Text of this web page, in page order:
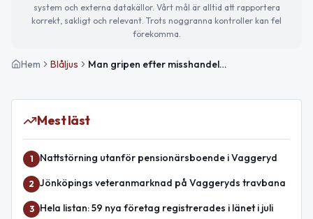
system och externa datakällor. Vårt mål är alltid att rapportera
korrekt, sakligt och relevant. Trots noggranna kontroller kan fel
förekomma.
Hem Blåljus Man gripen efter misshandel i Vaggeryds kommun
Mest läst
1 Nattstörning utanför pensionärsboende i Vaggeryd
2 Jönköpings veteranmarknad på Vaggeryds travbana
3 Hela listan: 59 nya företag registrerades i länet i juli